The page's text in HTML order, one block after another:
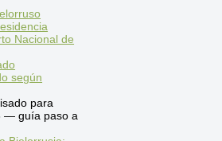
Nacional de
según
para
— guía paso a